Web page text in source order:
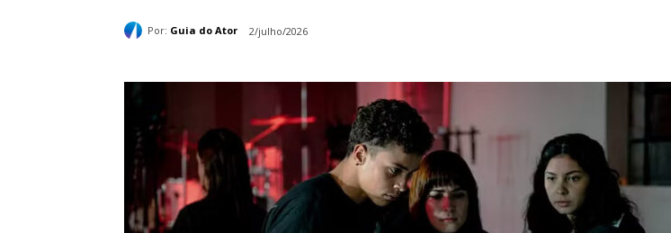
Por: Guia do Ator 2/julho/2026